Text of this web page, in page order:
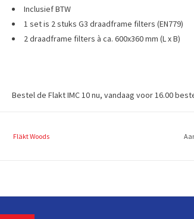
Inclusief BTW
1 set is 2 stuks G3 draadframe filters (EN779)
2 draadframe filters à ca. 600x360 mm (L x B)
Bestel de Flakt IMC 10 nu, vandaag voor 16.00
Fläkt Woods